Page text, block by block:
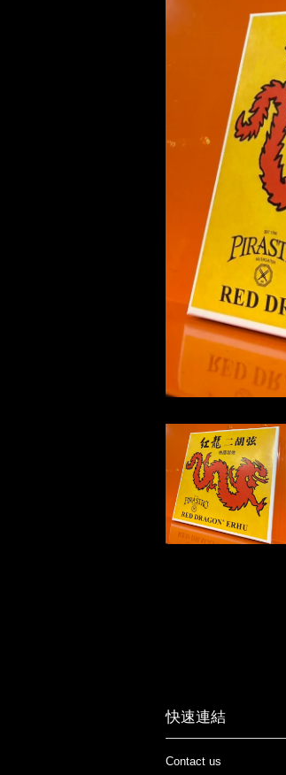
快速連結
Contact us